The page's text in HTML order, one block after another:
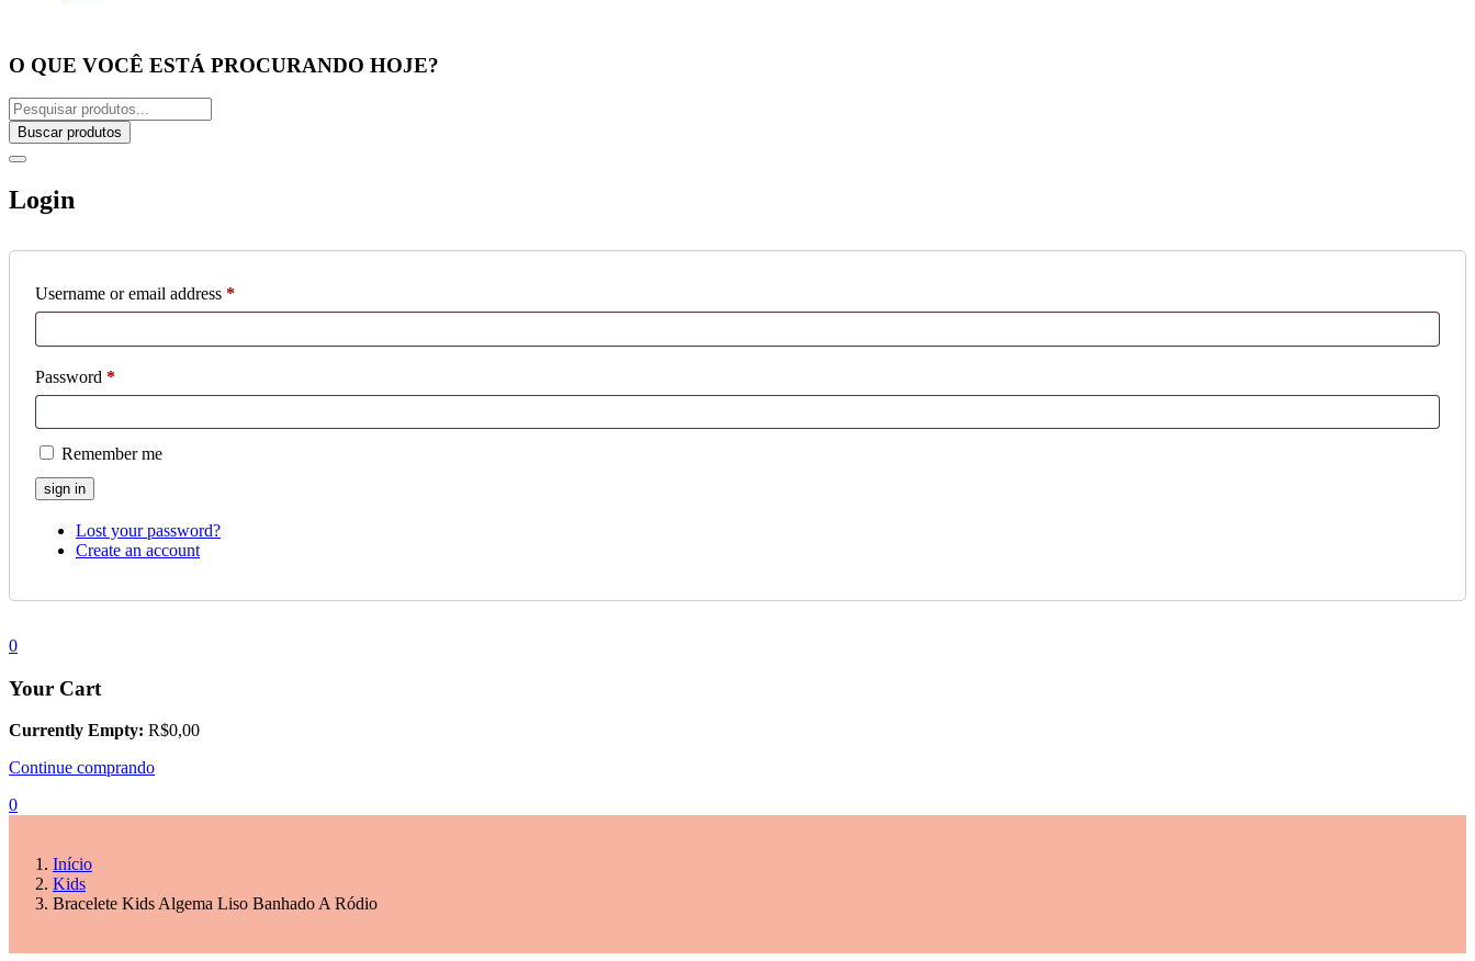
O QUE VOCÊ ESTÁ PROCURANDO HOJE?
Buscar produtos
Login
Username or email address *
Password *
Remember me
Lost your password?
Create an account
0
Your Cart
Currently Empty: R$0,00
Continue comprando
0
Início
Kids
Bracelete Kids Algema Liso Banhado A Ródio